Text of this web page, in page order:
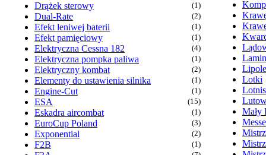
Drążek sterowy (1)
Dual-Rate (2)
Efekt leniwej baterii (1)
Efekt pamięciowy (1)
Elektryczna Cessna 182 (4)
Elektryczna pompka paliwa (1)
Elektryczny kombat (2)
Elementy do ustawienia silnika (1)
Engine-Cut (1)
ESA (15)
Eskadra aircombat (1)
EuroCup Poland (3)
Exponential (2)
F2B (1)
Lipole
Lotki
Mały